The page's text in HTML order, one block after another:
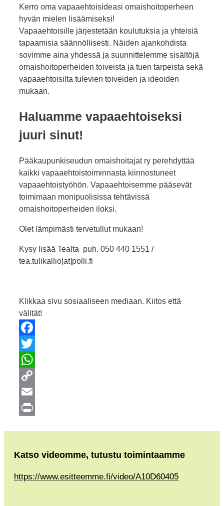
Kerro oma vapaaehtoisideasi omaishoitoperheen
hyvän mielen lisäämiseksi!
Vapaaehtoisille järjestetään koulutuksia ja yhteisiä
tapaamisia säännöllisesti. Näiden ajankohdista
sovimme aina yhdessä ja suunnittelemme sisältöjä
omaishoitoperheiden toiveista ja tuen tarpeista sekä
vapaaehtoisilta tulevien toiveiden ja ideoiden
mukaan.
Haluamme vapaaehtoiseksi
juuri sinut!
Pääkaupunkiseudun omaishoitajat ry perehdyttää
kaikki vapaaehtoistoiminnasta kiinnostuneet
vapaaehtoistyöhön. Vapaaehtoisemme pääsevät
toimimaan monipuolisissa tehtävissä
omaishoitoperheiden iloksi.
Olet lämpimästi tervetullut mukaan!
Kysy lisää Tealta puh. 050 440 1551 /
tea.tulikallio[at]polli.fi
Klikkaa sivu sosiaaliseen mediaan. Kiitos että
välität!
Facebook
Twitter
WhatsApp
Copy
Link
Email
Katso videomme, tutustu toimintaamme
https://www.esitteemme.fi/video/A10D60405